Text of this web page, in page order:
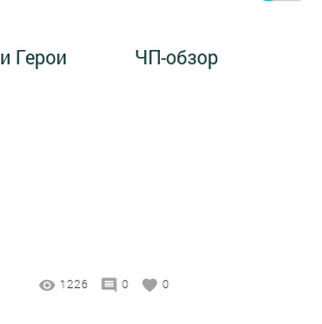
Герои ЧП-обзор
1226 0 0